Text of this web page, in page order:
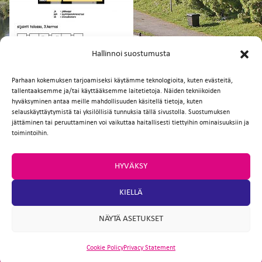
Hallinnoi suostumusta
Parhaan kokemuksen tarjoamiseksi käytämme teknologioita, kuten evästeitä,
tallentaaksemme ja/tai käyttääksemme laitetietoja. Näiden tekniikoiden
hyväksyminen antaa meille mahdollisuuden käsitellä tietoja, kuten
selauskäyttäytymistä tai yksilöllisiä tunnuksia tällä sivustolla. Suostumuksen
jättäminen tai peruuttaminen voi vaikuttaa haitallisesti tiettyihin ominaisuuksiin ja
toimintoihin.
HYVÄKSY
KIELLÄ
NÄYTÄ ASETUKSET
Cookie PolicyPrivacy Statement
Facebook
TwitterEmailWhatsApp